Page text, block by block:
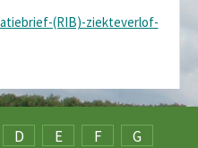
(RIB)-ziekteverlof-
D E F
G